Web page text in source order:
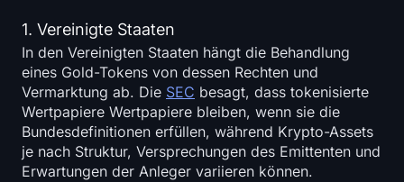
1. Vereinigte Staaten
In den Vereinigten Staaten hängt die Behandlung
eines Gold-Tokens von dessen Rechten und
Vermarktung ab. Die SEC besagt, dass tokenisierte
Wertpapiere Wertpapiere bleiben, wenn sie die
Bundesdefinitionen erfüllen, während Krypto-Assets
je nach Struktur, Versprechungen des Emittenten und
Erwartungen der Anleger variieren können.